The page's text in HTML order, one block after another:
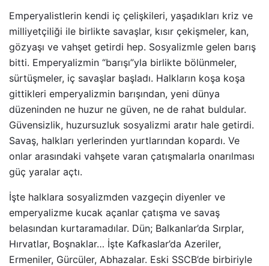
Emperyalistlerin kendi iç çelişkileri, yaşadıkları kriz ve
milliyetçiliği ile birlikte savaşlar, kısır çekişmeler, kan,
gözyaşı ve vahşet getirdi hep. Sosyalizmle gelen barış
bitti. Emperyalizmin “barışı”yla birlikte bölünmeler,
sürtüşmeler, iç savaşlar başladı. Halkların koşa koşa
gittikleri emperyalizmin barışından, yeni dünya
düzeninden ne huzur ne güven, ne de rahat buldular.
Güvensizlik, huzursuzluk sosyalizmi aratır hale getirdi.
Savaş, halkları yerlerinden yurtlarından kopardı. Ve
onlar arasındaki vahşete varan çatışmalarla onarılması
güç yaralar açtı.
İşte halklara sosyalizmden vazgeçin diyenler ve
emperyalizme kucak açanlar çatışma ve savaş
belasından kurtaramadılar. Dün; Balkanlar’da Sırplar,
Hırvatlar, Boşnaklar… İşte Kafkaslar’da Azeriler,
Ermeniler, Gürcüler, Abhazalar. Eski SSCB’de birbiriyle